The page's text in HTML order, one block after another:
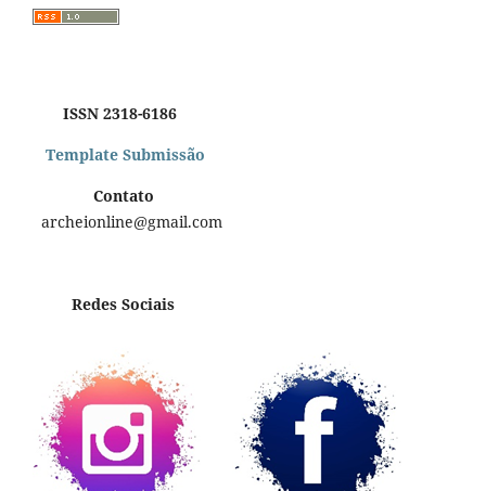
ISSN 2318-6186
Template Submissão
Contato
archeionline@gmail.com
Redes Sociais